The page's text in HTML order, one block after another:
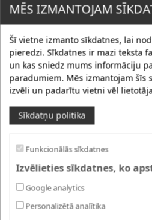
MĒS IZMANTOJAM
Šī vietne izmanto sīkdatnes, lai
pieredzi. Sīkdatnes ir mazi teksta
un kas sniedz mums informāciju
paradumiem. Mēs izmantojam šīs
izvēli un padarītu vietni vēl
Sīkdatņu politika
Funkcionālās sīkdatnes
Izvēlieties sīkdatnes, ko
Google analytics
Personalizētā analītika